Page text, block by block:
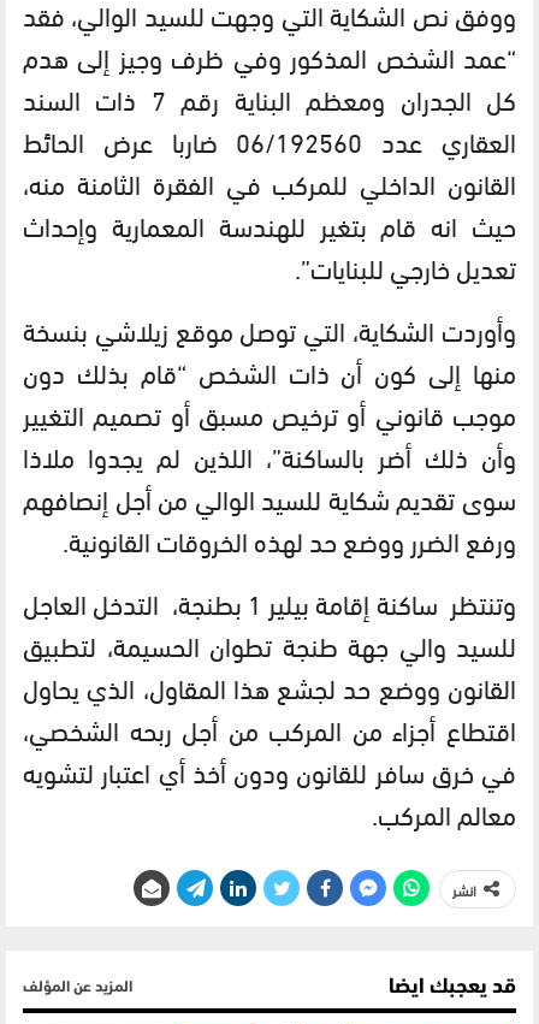
ووفق نص الشكاية التي وجهت للسيد الوالي، فقد
“عمد الشخص المذكور وفي ظرف وجيز إلى هدم
كل الجدران ومعظم البناية رقم 7 ذات السند
العقاري عدد 06/192560 ضاربا عرض الحائط
القانون الداخلي للمركب في الفقرة الثامنة منه،
حيث انه قام بتغير للهندسة المعمارية وإحداث
تعديل خارجي للبنايات”.
وأوردت الشكاية، التي توصل موقع زيلاشي بنسخة
منها إلى كون أن ذات الشخص “قام بذلك دون
موجب قانوني أو ترخيص مسبق أو تصميم التغيير
وأن ذلك أضر بالساكنة”، اللذين لم يجدوا ملاذا
سوى تقديم شكاية للسيد الوالي من أجل إنصافهم
ورفع الضرر ووضع حد لهذه الخروقات القانونية.
وتنتظر ساكنة إقامة بيلير 1 بطنجة، التدخل العاجل
للسيد والي جهة طنجة تطوان الحسيمة، لتطبيق
القانون ووضع حد لجشع هذا المقاول، الذي يحاول
اقتطاع أجزاء من المركب من أجل ربحه الشخصي،
في خرق سافر للقانون ودون أخذ أي اعتبار لتشويه
معالم المركب.
انشر
قد يعجبك ايضا المزيد عن المؤلف